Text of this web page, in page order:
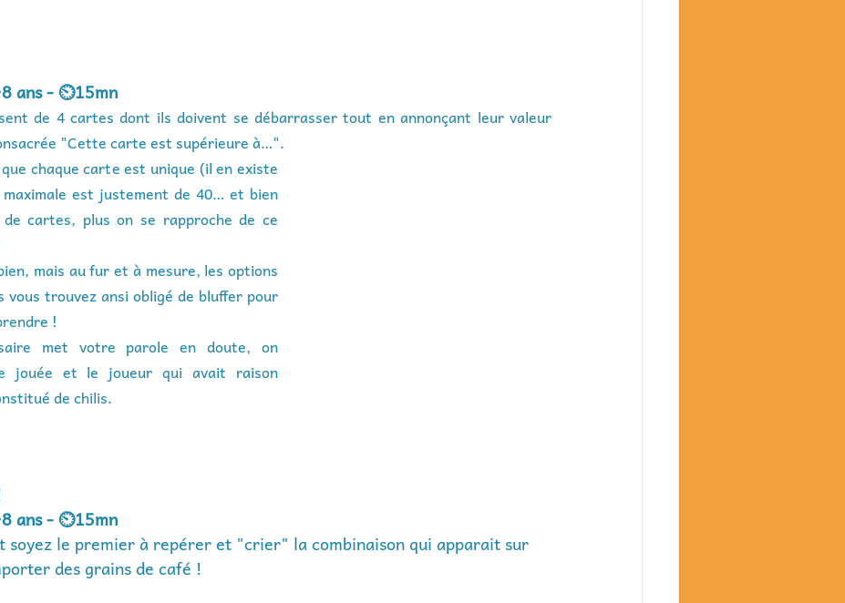
ans - ⏲️15mn
de 4 cartes dont ils doivent se débarrasser tout en annonçant leur valeur
"Cette carte est supérieure à…".
chaque carte est unique (il en existe
est justement de 40… et bien
cartes, plus on se rapproche de ce
mais au fur et à mesure, les options
vous trouvez ansi obligé de bluffer pour
!
met votre parole en doute, on
jouée et le joueur qui avait raison
de chilis.
ans - ⏲️15mn
soyez le premier à repérer et "crier" la combinaison qui apparait sur
des grains de café !